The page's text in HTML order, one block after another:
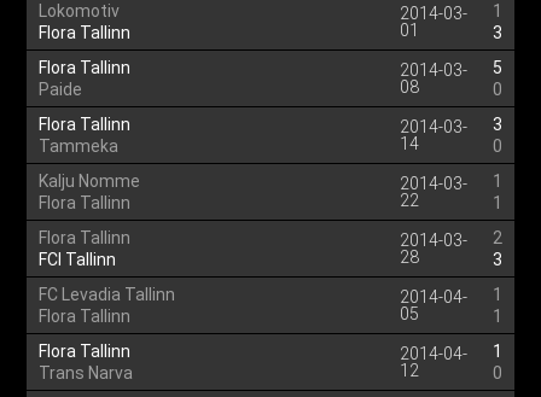
Lokomotiv
Flora Tallinn
2014-03-
01
1
3
Flora Tallinn
Paide
2014-03-
08
5
0
Flora Tallinn
Tammeka
2014-03-
14
3
0
Kalju Nomme
Flora Tallinn
2014-03-
22
1
1
Flora Tallinn
FCI Tallinn
2014-03-
28
2
3
FC Levadia Tallinn
Flora Tallinn
2014-04-
05
1
1
Flora Tallinn
Trans Narva
2014-04-
12
1
0